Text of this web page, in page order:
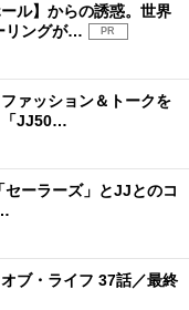
ル】からの誘惑。世界
リングが…
PR
ァッション＆トークを
「JJ50…
ーラーズ」とJJとのコ
ブ・ライフ 37話／最終